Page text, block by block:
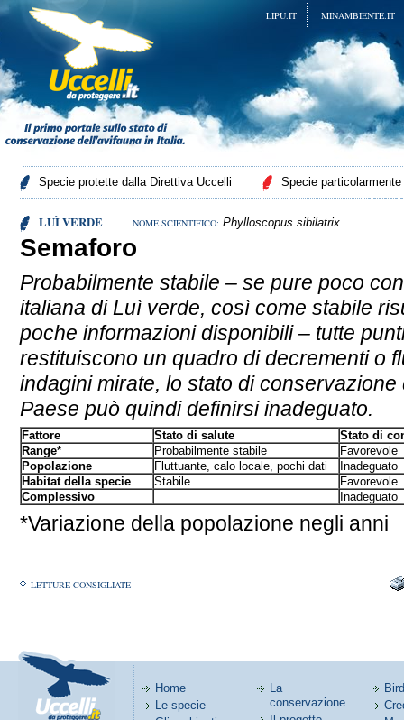
MINAMBIENTE.IT
LIPU.IT
Specie protette dalla Direttiva Uccelli Specie
LUÌ VERDE NOME SCIENTIFICO: Phylloscopus sibilatrix
Semaforo
Probabilmente stabile – se pure poco
italiana di Luì verde, così come stabile
poche informazioni disponibili – tutte
restituiscono un quadro di decrementi o
indagini mirate, lo stato di
Paese può quindi definirsi inadeguato.
Fattore Stato di salute
Stato di
Range*
Probabilmente stabile
Favorevole
Popolazione
Fluttuante, calo locale, pochi dati
Inadeguato
Habitat della specie
Stabile
Favorevole
Complessivo
Inadeguato
*Variazione della popolazione negli anni
LETTURE CONSIGLIATE
Home
Le specie
La
conservazione